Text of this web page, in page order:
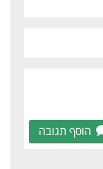
הוסף תגובה